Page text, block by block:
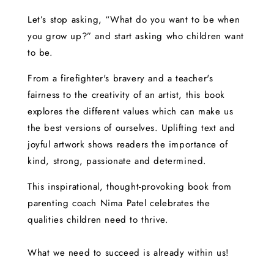
Let’s stop asking, “What do you want to be when
you grow up?” and start asking who children want
to be.
From a firefighter's bravery and a teacher's
fairness to the creativity of an artist, this book
explores the different values which can make us
the best versions of ourselves. Uplifting text and
joyful artwork shows readers the importance of
kind, strong, passionate and determined.
This inspirational, thought-provoking book from
parenting coach Nima Patel celebrates the
qualities children need to thrive.
What we need to succeed is already within us!